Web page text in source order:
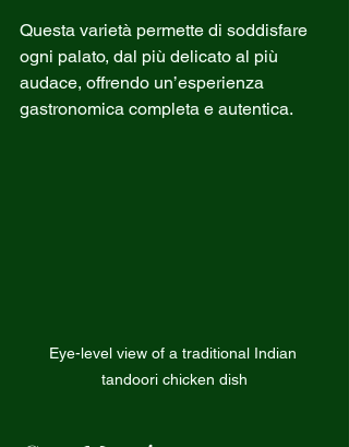
Questa varietà permette di soddisfare
ogni palato, dal più delicato al più
audace, offrendo un’esperienza
gastronomica completa e autentica.
Eye-level view of a traditional Indian
tandoori chicken dish